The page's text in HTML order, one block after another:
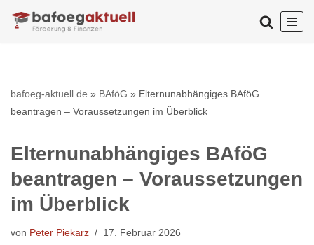
bafoeg-aktuell.de » BAföG » Elternunabhängiges BAföG
beantragen – Voraussetzungen im Überblick
Elternunabhängiges BAföG
beantragen – Voraussetzungen
im Überblick
von Peter Piekarz 17. Februar 2026